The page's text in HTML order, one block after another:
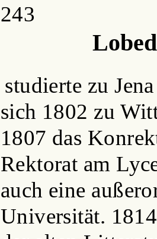
243
studierte zu
sich 1802 zu
1807 das
Rektorat am
auch eine
Universität.